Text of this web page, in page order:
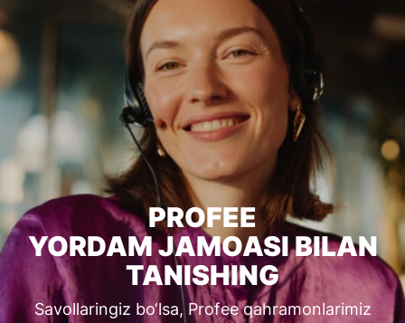
PROFEE
YORDAM JAMOASI BILAN
TANISHING
Savollaringiz bo‘lsa, Profee qahramonlarimiz